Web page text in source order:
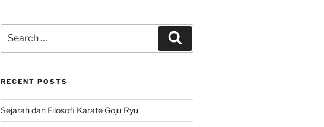
for:
RECENT POSTS
Sejarah dan Filosofi Karate Goju Ryu